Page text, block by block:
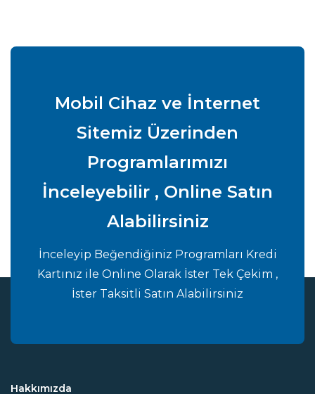
Mobil Cihaz ve İnternet
Sitemiz Üzerinden
Programlarımızı
İnceleyebilir , Online Satın
Alabilirsiniz
İnceleyip Beğendiğiniz Programları Kredi
Kartınız ile Online Olarak İster Tek Çekim ,
İster Taksitli Satın Alabilirsiniz
Hakkımızda